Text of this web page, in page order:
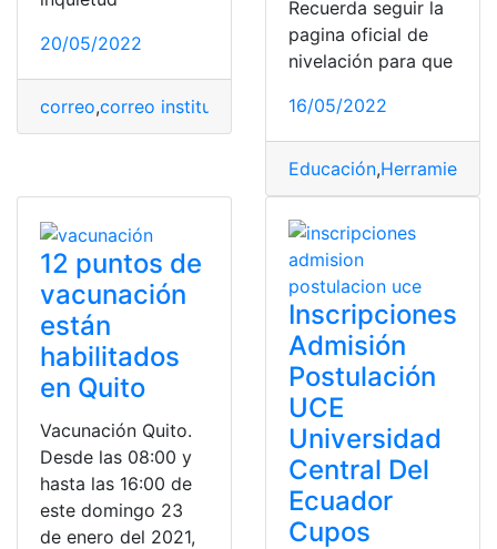
20/05/2022
correo,correo institucional Ecuador,Universidad
Recuerda seguir la
pagina oficial de
nivelación para que
16/05/2022
Educación,
12 puntos de
vacunación
están
habilitados
en Quito
Vacunación Quito.
Desde las 08:00 y
hasta las 16:00 de
este domingo 23
de enero del 2021,
Inscripciones
Admisión
Postulación
UCE
Universidad
Central Del
Ecuador
Cupos